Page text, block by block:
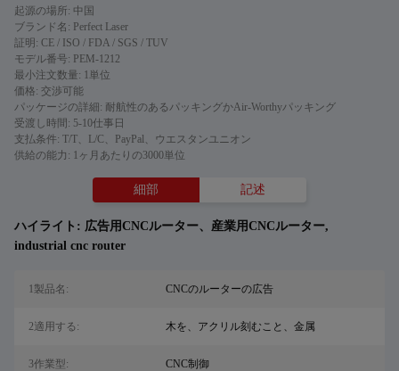
起源の場所: 中国
ブランド名: Perfect Laser
証明: CE / ISO / FDA / SGS / TUV
モデル番号: PEM-1212
最小注文数量: 1単位
価格: 交渉可能
パッケージの詳細: 耐航性のあるパッキングかAir-Worthyパッキング
受渡し時間: 5-10仕事日
支払条件: T/T、L/C、PayPal、ウエスタンユニオン
供給の能力: 1ヶ月あたりの3000単位
細部 記述
ハイライト: 広告用CNCルーター、産業用CNCルーター,
industrial cnc router
1製品名: CNCのルーターの広告
2適用する: 木を、アクリル刻むこと、金属
3作業型: CNC制御